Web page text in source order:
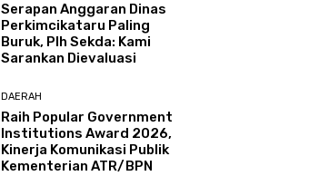
Serapan Anggaran Dinas
Perkimcikataru Paling
Buruk, Plh Sekda: Kami
Sarankan Dievaluasi
DAERAH
Raih Popular Government
Institutions Award 2026,
Kinerja Komunikasi Publik
Kementerian ATR/BPN